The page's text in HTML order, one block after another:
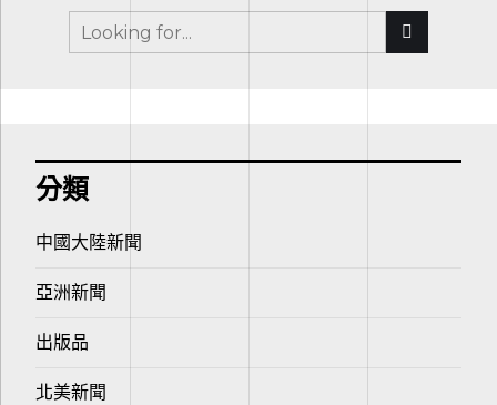
分類
中國大陸新聞
亞洲新聞
出版品
北美新聞